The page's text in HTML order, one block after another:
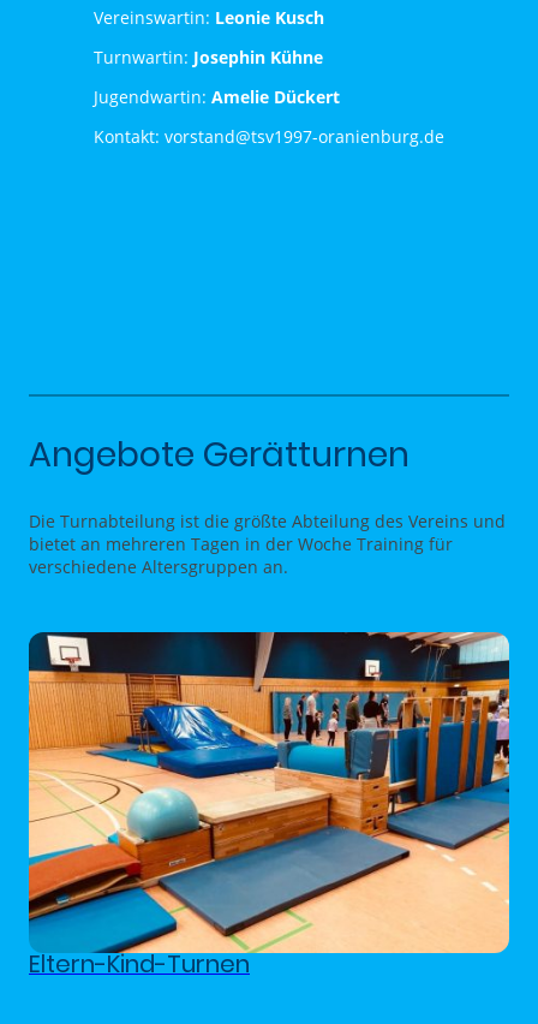
Vereinswartin: Leonie Kusch
Turnwartin: Josephin Kühne
Jugendwartin: Amelie Dückert
Kontakt: vorstand@tsv1997-oranienburg.de
Angebote Gerätturnen
Die Turnabteilung ist die größte Abteilung des Vereins und
bietet an mehreren Tagen in der Woche Training für
verschiedene Altersgruppen an.
Eltern-Kind-Turnen